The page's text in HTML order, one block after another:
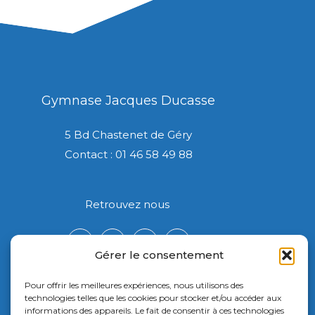
Gérer le consentement
Pour offrir les meilleures expériences, nous utilisons des
technologies telles que les cookies pour stocker et/ou accéder aux
informations des appareils. Le fait de consentir à ces technologies
Gymnase Jacques Ducasse
5 Bd Chastenet de Géry
Contact : 01 46 58 49 88
Retrouvez nous